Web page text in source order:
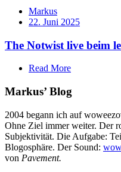
Markus
22. Juni 2025
The Notwist live beim
Read More
Markus’ Blog
2004 begann ich auf
Ohne Ziel immer weiter. Der
Subjektivität. Die Aufgabe:
Blogosphäre. Der Sound:
von Pavement.